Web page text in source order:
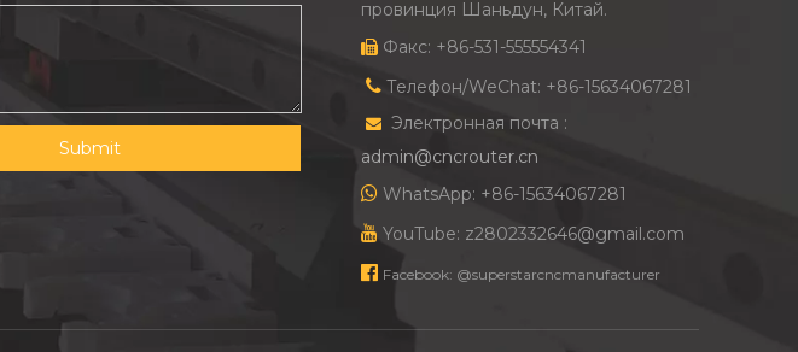
Submit
провинция Шаньдун, Китай.
 Факс: +86-531-555554341
 Телефон/WeChat: +86-15634067281

Электронная почта :
admin@cncrouter.cn
 WhatsApp: +86-15634067281
 YouTube: z2802332646@gmail.com
 Facebook: @superstarcncmanufacturer